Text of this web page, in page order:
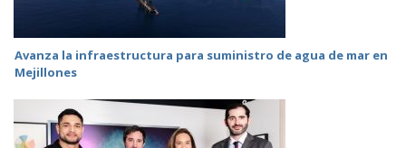
Avanza la infraestructura para suministro de agua de mar en
Mejillones